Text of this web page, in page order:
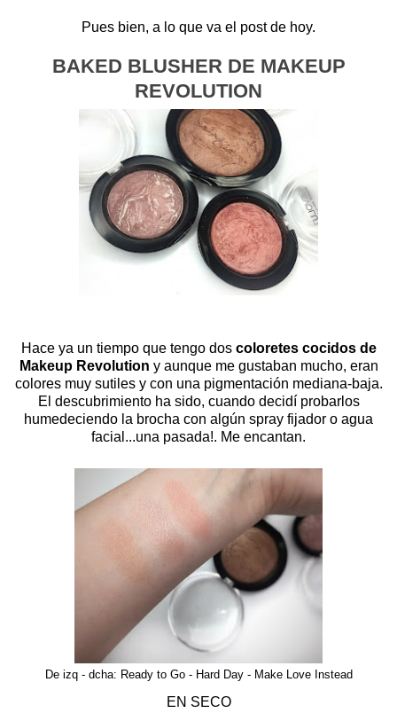
Pues bien, a lo que va el post de hoy.
BAKED BLUSHER DE MAKEUP
REVOLUTION
Hace ya un tiempo que tengo dos coloretes cocidos de
Makeup Revolution y aunque me gustaban mucho, eran
colores muy sutiles y con una pigmentación mediana-baja.
El descubrimiento ha sido, cuando decidí probarlos
humedeciendo la brocha con algún spray fijador o agua
facial...una pasada!. Me encantan.
De izq - dcha: Ready to Go - Hard Day - Make Love Instead
EN SECO